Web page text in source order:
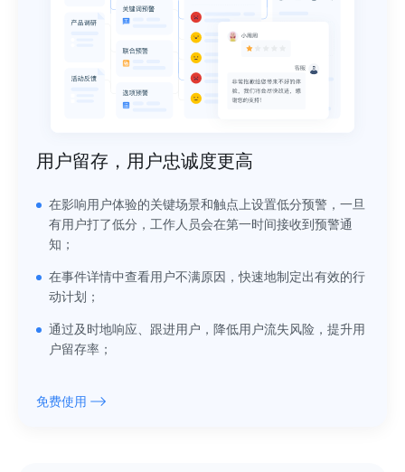
用户留存，用户忠诚度更高
在影响用户体验的关键场景和触点上设置低分预警，一旦
有用户打了低分，工作人员会在第一时间接收到预警通
知；
在事件详情中查看用户不满原因，快速地制定出有效的行
动计划；
通过及时地响应、跟进用户，降低用户流失风险，提升用
户留存率；
免费使用